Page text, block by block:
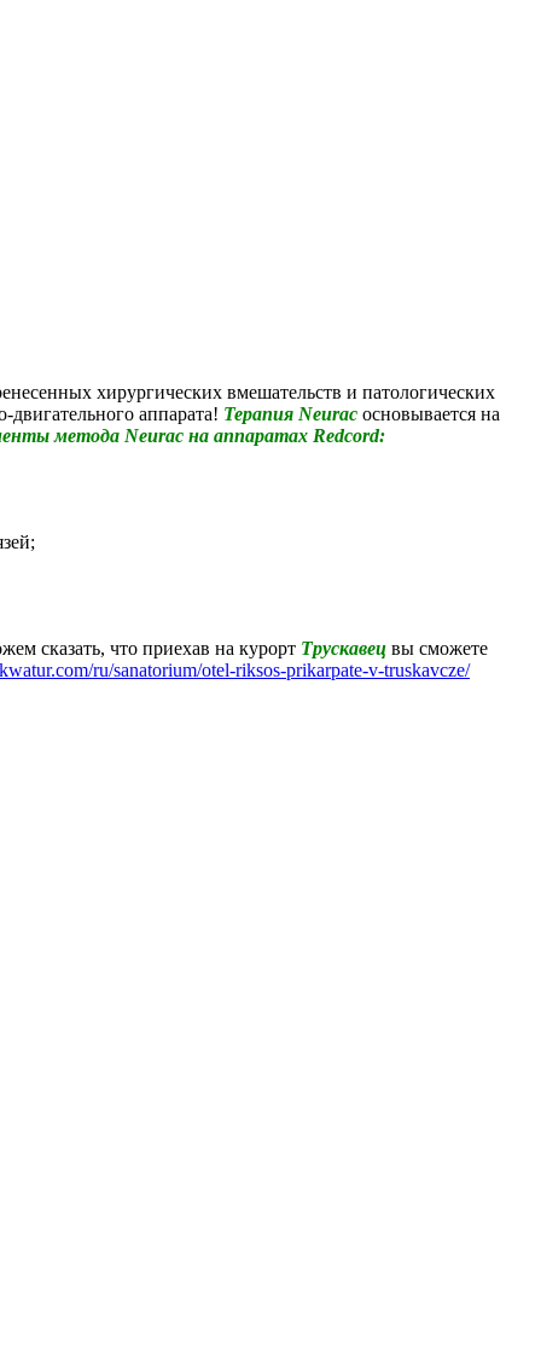
хирургических вмешательств и патологических
аппарата! Терапия Neurac основывается на
метода Neurac на аппаратах Redcord:
сказать, что приехав на курорт Трускавец вы сможете
ru/sanatorium/otel-riksos-prikarpate-v-truskavcze/